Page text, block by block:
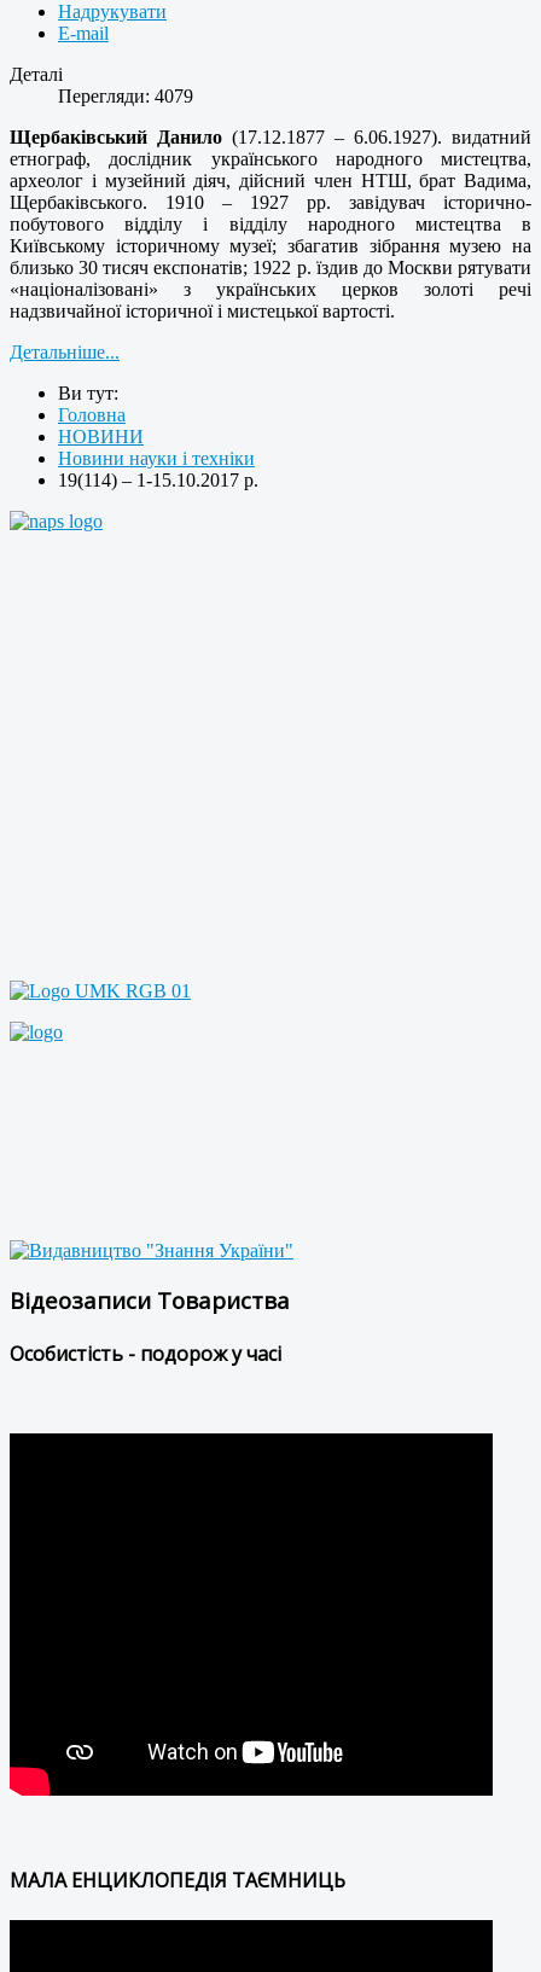
Надрукувати
E-mail
Деталі
Перегляди: 4079
Щербаківський Данило (17.12.1877 – 6.06.1927). видатний
етнограф, дослідник українського народного мистецтва,
археолог і музейний діяч, дійсний член НТШ, брат Вадима,
Щербаківського. 1910 – 1927 рр. завідувач історично-
побутового відділу і відділу народного мистецтва в
Київському історичному музеї; збагатив зібрання музею на
близько 30 тисяч експонатів; 1922 р. їздив до Москви рятувати
«націоналізовані» з українських церков золоті речі
надзвичайної історичної і мистецької вартості.
Детальніше...
Ви тут:
Головна
НОВИНИ
Новини науки і техніки
19(114) – 1-15.10.2017 р.
Відеозаписи Товариства
Особистість - подорож у часі
МАЛА ЕНЦИКЛОПЕДІЯ ТАЄМНИЦЬ